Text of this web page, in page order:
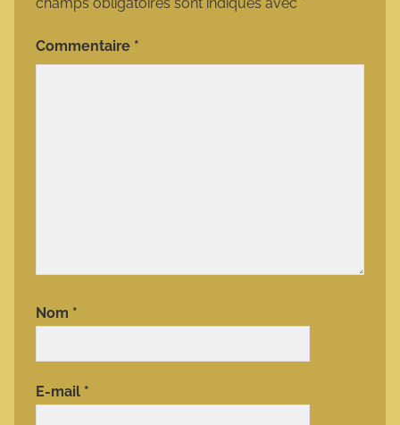
Commentaire *
Nom *
E-mail *